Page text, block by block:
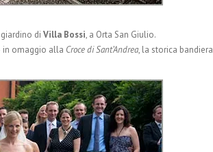
di Villa Bossi, a Orta San Giulio.
in omaggio alla Croce di Sant’Andrea, la storica bandiera